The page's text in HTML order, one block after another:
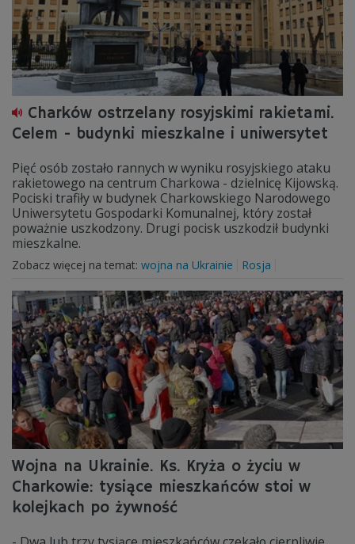
Charków ostrzelany rosyjskimi rakietami.
Celem - budynki mieszkalne i uniwersytet
Pięć osób zostało rannych w wyniku rosyjskiego ataku
rakietowego na centrum Charkowa - dzielnicę Kijowską.
Pociski trafiły w budynek Charkowskiego Narodowego
Uniwersytetu Gospodarki Komunalnej, który został
poważnie uszkodzony. Drugi pocisk uszkodził budynki
mieszkalne.
Zobacz więcej na temat: wojna na Ukrainie Rosja
Wojna na Ukrainie. Ks. Kryża o życiu w
Charkowie: tysiące mieszkańców stoi w
kolejkach po żywność